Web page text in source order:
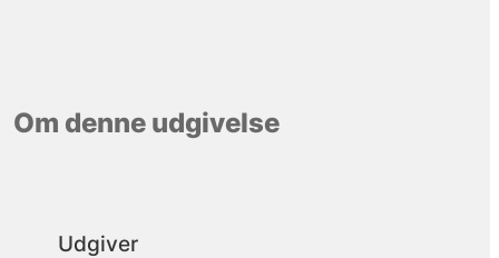
Om denne udgivelse
Udgiver